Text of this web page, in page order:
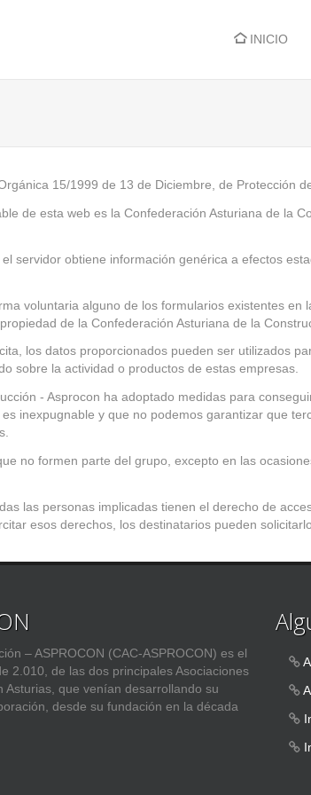
INICIO
15/1999 de 13 de Diciembre, de Protección
de esta web es la Confederación Asturiana de la
servidor obtiene información genérica a efectos
voluntaria alguno de los formularios existentes
de la Confederación Asturiana de la
los datos proporcionados pueden ser utilizados
sobre la actividad o productos de estas empresas.
- Asprocon ha adoptado medidas para
inexpugnable y que no podemos garantizar que
no formen parte del grupo, excepto en las
las personas implicadas tienen el derecho de
esos derechos, los destinatarios pueden
– ASPROCON (CAC-ASPROCON) es el
2.010, de las dos principales Asociaciones
Asturias, que venían desarrollando su
desde su fundación en la década